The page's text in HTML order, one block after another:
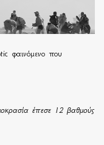
φαινόμενο που
έπεσε 12 βαθμούς